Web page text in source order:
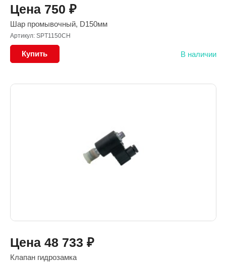
Цена 750 ₽
Шар промывочный, D150мм
Артикул: SPT1150CH
Купить В наличии
Цена 48 733 ₽
Клапан гидрозамка